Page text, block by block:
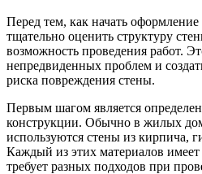
Перед тем, как начать
тщательно оценить структуру
возможность проведения работ.
непредвиденных проблем и
риска повреждения стены.
Первым шагом является
конструкции. Обычно в жилых
используются стены из кирпича,
Каждый из этих материалов
требует разных подходов при